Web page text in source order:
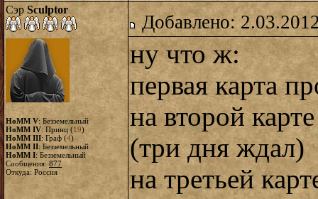
Сэр Sculptor
HoMM V: Безземельный
HoMM IV: Принц (19)
HoMM III: Граф (4)
HoMM II: Безземельный
HoMM I: Безземельный
Сообщения: 877
Откуда: Россия
Добавлено:
ну что ж:
первая карта
на второй
(три дня ждал)
на третьей